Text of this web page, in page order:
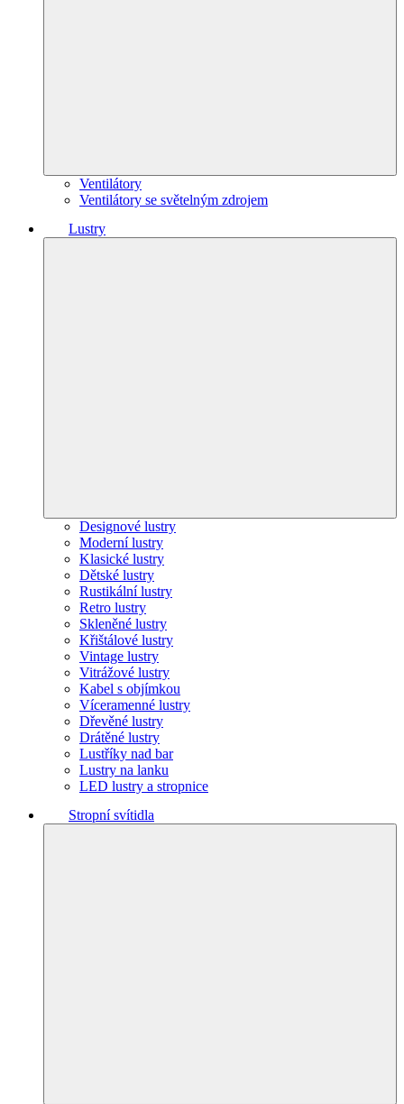
Ventilátory
Ventilátory se světelným zdrojem
Lustry
Designové lustry
Moderní lustry
Klasické lustry
Dětské lustry
Rustikální lustry
Retro lustry
Skleněné lustry
Křištálové lustry
Vintage lustry
Vitrážové lustry
Kabel s objímkou
Víceramenné lustry
Dřevěné lustry
Drátěné lustry
Lustříky nad bar
Lustry na lanku
LED lustry a stropnice
Stropní svítidla